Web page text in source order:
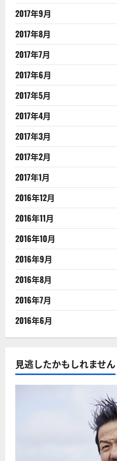
2017年9月
2017年8月
2017年7月
2017年6月
2017年5月
2017年4月
2017年3月
2017年2月
2017年1月
2016年12月
2016年11月
2016年10月
2016年9月
2016年8月
2016年7月
2016年6月
見逃したかもしれません